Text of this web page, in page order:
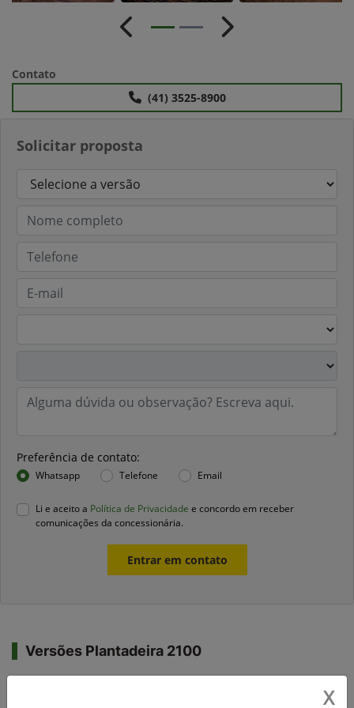
Solicitar proposta
Preferência de contato:
Whatsapp Telefone Email
Li e aceito a Política de Privacidade e concordo em receber
comunicações da concessionária.
Entrar em contato
Anterior Próximo
Contato
(41) 3525-8900
Versões Plantadeira 2100
X